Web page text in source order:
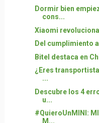
Dormir bien
cons...
Xiaomi
Del cumplimiento
Bitel destaca en
¿Eres
...
Descubre los 4
u...
#QuieroUnMINI:
M...